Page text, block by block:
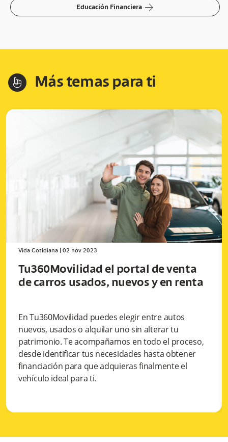
Educación Financiera arrow-right
hand-index Más temas para ti
Vida Cotidiana 02 nov 2023
Tu360Movilidad el portal de venta
de carros usados, nuevos y en renta
En Tu360Movilidad puedes elegir entre autos
nuevos, usados o alquilar uno sin alterar tu
patrimonio. Te acompañamos en todo el proceso,
desde identificar tus necesidades hasta obtener
financiación para que adquieras finalmente el
vehículo ideal para ti.